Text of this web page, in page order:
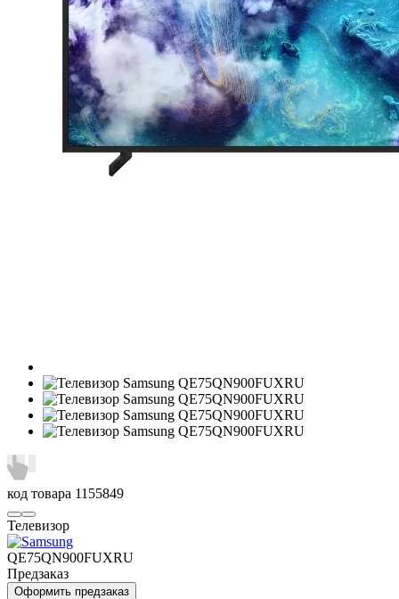
код товара 1155849
Телевизор
QE75QN900FUXRU
Предзаказ
Оформить предзаказ